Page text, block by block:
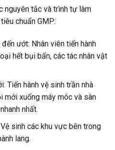
nguyên tắc và trình tự làm
chuẩn GMP:
ướt: Nhân viên tiến hành
hết bụi bẩn, các tác nhân vật
Tiến hành vệ sinh trần nhà
mới xuống máy móc và sàn
nhất.
sinh các khu vực bên trong
lang.